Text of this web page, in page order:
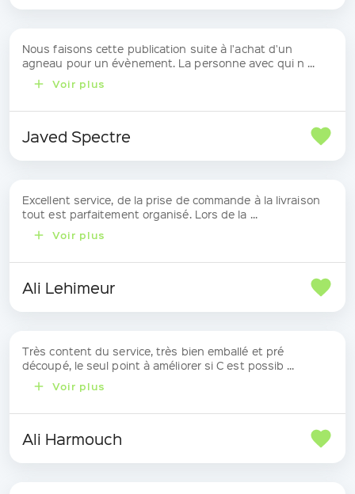
Nous faisons cette publication suite à l'achat d'un
agneau pour un évènement. La personne avec qui n ...
Voir plus
Javed Spectre
Excellent service, de la prise de commande à la livraison
tout est parfaitement organisé. Lors de la ...
Voir plus
Ali Lehimeur
Très content du service, très bien emballé et pré
découpé, le seul point à améliorer si C est possib ...
Voir plus
Ali Harmouch